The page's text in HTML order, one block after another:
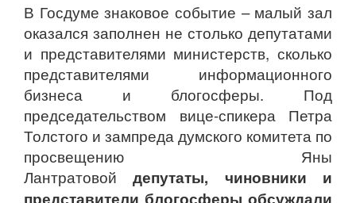
В Госдуме знаковое событие – малый зал
оказался заполнен не столько депутатами
и представителями министерств, сколько
представителями информационного
бизнеса и блогосферы. Под
председательством вице-спикера Петра
Толстого и зампреда думского комитета по
просвещению Яны
Лантратовойдепутаты, чиновники и
представители блогосферы обсуждали